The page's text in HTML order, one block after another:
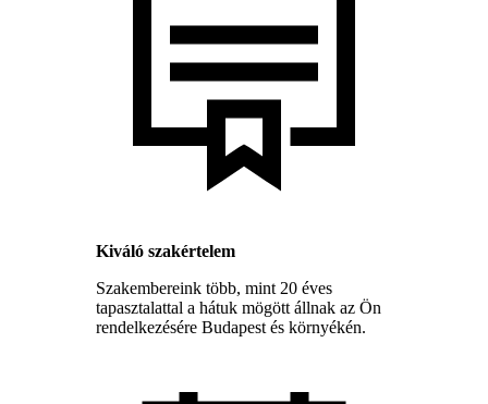
Kiváló szakértelem
Szakembereink több, mint 20 éves
tapasztalattal a hátuk mögött állnak az Ön
rendelkezésére Budapest és környékén.